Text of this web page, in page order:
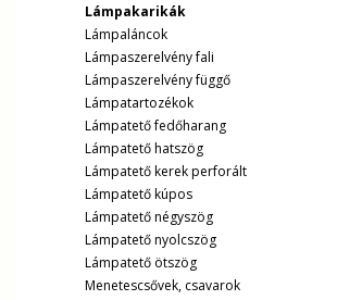
Lámpakarikák
Lámpaláncok
Lámpaszerelvény fali
Lámpaszerelvény függő
Lámpatartozékok
Lámpatető fedőharang
Lámpatető hatszög
Lámpatető kerek perforált
Lámpatető kúpos
Lámpatető négyszög
Lámpatető nyolcszög
Lámpatető ötszög
Menetescsővek, csavarok